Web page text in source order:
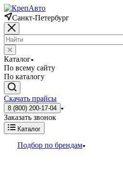
Санкт-Петербург
Каталог
По всему сайту
По каталогу
Скачать прайсы
8 (800) 200-17-04
Заказать звонок
Каталог
Подбор по брендам